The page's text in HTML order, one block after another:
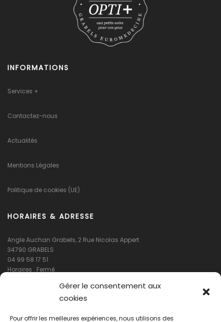
Gérer le consentement aux
cookies
Pour offrir les meilleures expériences, nous utilisons des
INFORMATIONS
Services +
Contactez-nous
Actualités
Mentions Légales
Politique de cookies (UE)
HORAIRES & ADRESSE
Angle Auchan Grabels, 2 Rue Nicolas Appert
34790 GRABELS
04 99 58 17 51
Horaires : Fermé